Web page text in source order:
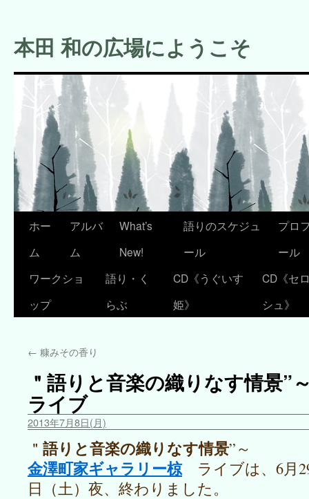
テ
ン
本田 和の広場にようこそ
ホー
ム
アルバ
ム
What’s
New!
語りのスケジュ
ール
プロ
ール
ワークショ
ップ
語り・く
らぶ
CD《うぐいす
姫》
CD《セ
シュ》
← 糠みその香り
＂語りと音楽の織りなす情景”
ライブ
2013年7月8日(月)
＂ 語りと音楽の織りなす情景”～
金澤町家ギャラリー椋ライブは、6月
日（土）夜、終わりました。